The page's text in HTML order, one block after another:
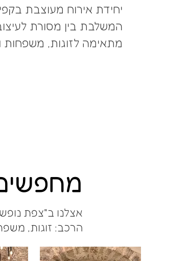
יחידת אירוח מעוצבת
המשלבת בין מסורת לעיצוב
מתאימה לזוגות, משפחות
אצלנו ב"צפת
הרכב: זוגות,